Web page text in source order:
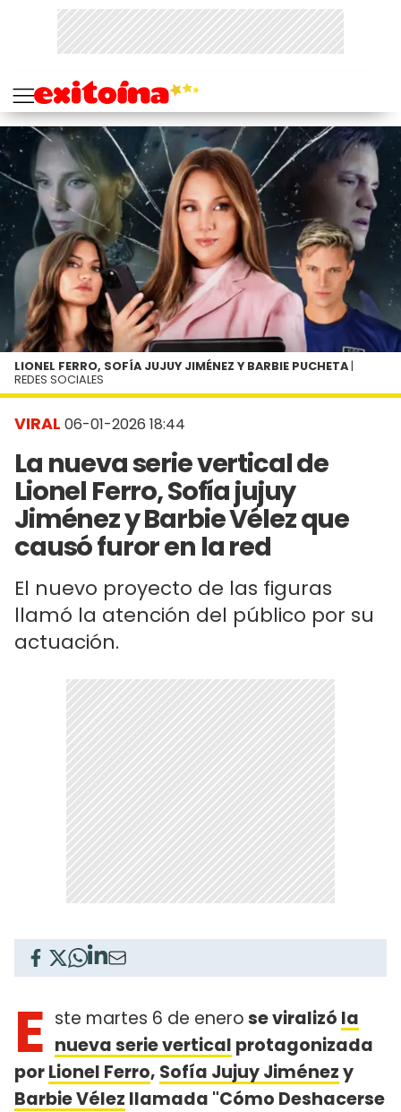
VIRAL 06-01-2026 18:44
La nueva serie vertical de
Lionel Ferro, Sofía jujuy
Jiménez y Barbie Vélez que
causó furor en la red
El nuevo proyecto de las figuras
llamó la atención del público por su
actuación.
LIONEL FERRO, SOFÍA JUJUY JIMÉNEZ Y BARBIE PUCHETA |
REDES SOCIALES
E ste martes 6 de enerose viralizó la
nueva serie vertical protagonizada
porLionel Ferro, Sofía Jujuy Jiménezy
Barbie Vélez llamada "Cómo Deshacerse